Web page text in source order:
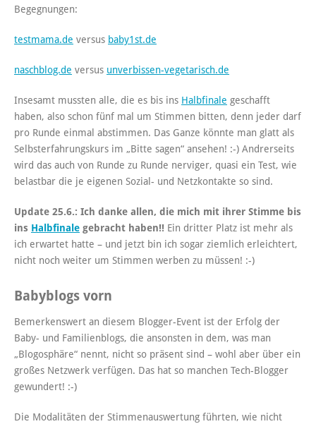
Begegnungen:
testmama.de versus baby1st.de
naschblog.de versus unverbissen-vegetarisch.de
Insesamt mussten alle, die es bis ins Halbfinale geschafft
haben, also schon fünf mal um Stimmen bitten, denn jeder darf
pro Runde einmal abstimmen. Das Ganze könnte man glatt als
Selbsterfahrungskurs im „Bitte sagen“ ansehen! :-) Andrerseits
wird das auch von Runde zu Runde nerviger, quasi ein Test, wie
belastbar die je eigenen Sozial- und Netzkontakte so sind.
Update 25.6.: Ich danke allen, die mich mit ihrer Stimme bis
ins Halbfinale gebracht haben!! Ein dritter Platz ist mehr als
ich erwartet hatte – und jetzt bin ich sogar ziemlich erleichtert,
nicht noch weiter um Stimmen werben zu müssen! :-)
Babyblogs vorn
Bemerkenswert an diesem Blogger-Event ist der Erfolg der
Baby- und Familienblogs, die ansonsten in dem, was man
„Blogosphäre“ nennt, nicht so präsent sind – wohl aber über ein
großes Netzwerk verfügen. Das hat so manchen Tech-Blogger
gewundert! :-)
Die Modalitäten der Stimmenauswertung führten, wie nicht